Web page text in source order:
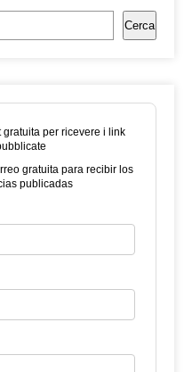
Cerca
per ricevere i link
gratuita para recibir los
publicadas